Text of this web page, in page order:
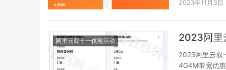
2023年11月3日
阿里云双十一优惠活动 2023阿里
2023阿里云双
4G4M带宽优